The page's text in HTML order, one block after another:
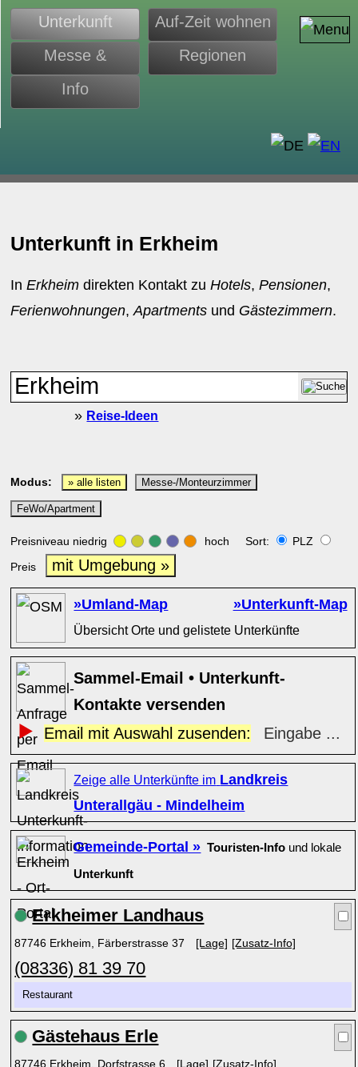
Unterkunft
Auf-Zeit wohnen
Messe &
Monteure
Regionen
Info
Unterkunft in Erkheim
InErkheim direkten Kontakt zuHotels,Pensionen,
Ferienwohnungen,Apartments und Gästezimmern.
» Reise-Ideen
Modus: » alle listen Messe-/Monteurzimmer
FeWo/Apartment
Preisniveau niedrig hoch Sort:
PLZ
Preis
mit Umgebung »
»Umland-Map »Unterkunft-Map
Übersicht Orte und gelistete Unterkünfte
Sammel-Email • Unterkunft-
Kontakte versenden
Email mit Auswahl zusenden:
Eingabe ...
Zeige alle Unterkünfte im Landkreis
Unterallgäu - Mindelheim
Gemeinde-Portal » Touristen-Info und lokale
Unterkunft
Erkheimer Landhaus
87746 Erkheim, Färberstrasse 37 [Lage] [Zusatz-Info]
(08336) 81 39 70
Restaurant
Gästehaus Erle
87746 Erkheim, Dorfstrasse 6 [Lage] [Zusatz-Info]